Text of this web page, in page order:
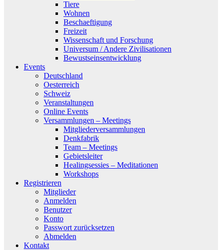
Tiere
Wohnen
Beschaeftigung
Freizeit
Wissenschaft und Forschung
Universum / Andere Zivilisationen
Bewustseinsentwicklung
Events
Deutschland
Oesterreich
Schweiz
Veranstaltungen
Online Events
Versammlungen – Meetings
Mitgliederversammlungen
Denkfabrik
Team – Meetings
Gebietsleiter
Healingsessies – Meditationen
Workshops
Registrieren
Mitglieder
Anmelden
Benutzer
Konto
Passwort zurücksetzen
Abmelden
Kontakt